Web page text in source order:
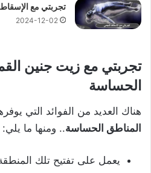
تجربتي مع
2024-12-02
تجربتي مع زيت جنين
الحساسة
هناك العديد من الفوائد التي
المناطق الحساسة.. ومنها ما يلي:
يعمل على تفتيح تلك